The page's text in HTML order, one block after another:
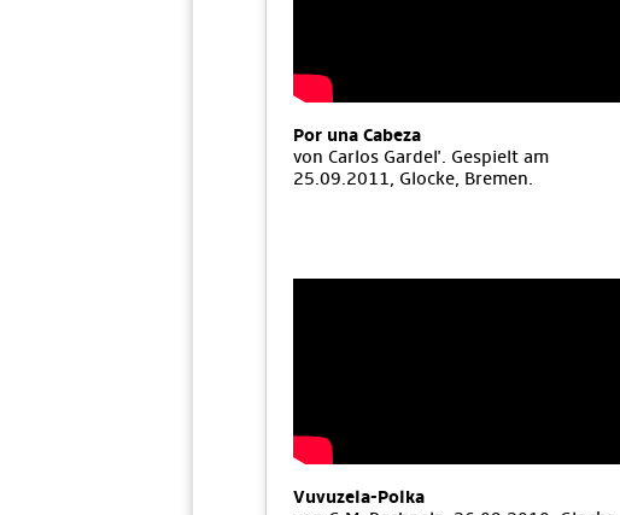
Por una Cabeza
von Carlos Gardel'. Gespielt am
25.09.2011, Glocke, Bremen.
Vuvuzela-Polka